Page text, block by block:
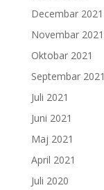
Decembar 2021
Novembar 2021
Oktobar 2021
Septembar 2021
Juli 2021
Juni 2021
Maj 2021
April 2021
Juli 2020